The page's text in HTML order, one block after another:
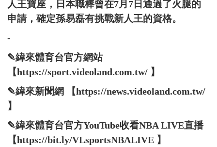
人王寶座，日本職棒曾在7月7日通過了火腿的
申請，確定孫易磊有挑戰新人王的資格。
-
✎緯來體育台官方網站
【https://sport.videoland.com.tw/ 】
✎緯來新聞網 【https://news.videoland.com.tw/
】
✎緯來體育台官方YouTube收看NBA LIVE直播
【https://bit.ly/VLsportsNBALIVE 】